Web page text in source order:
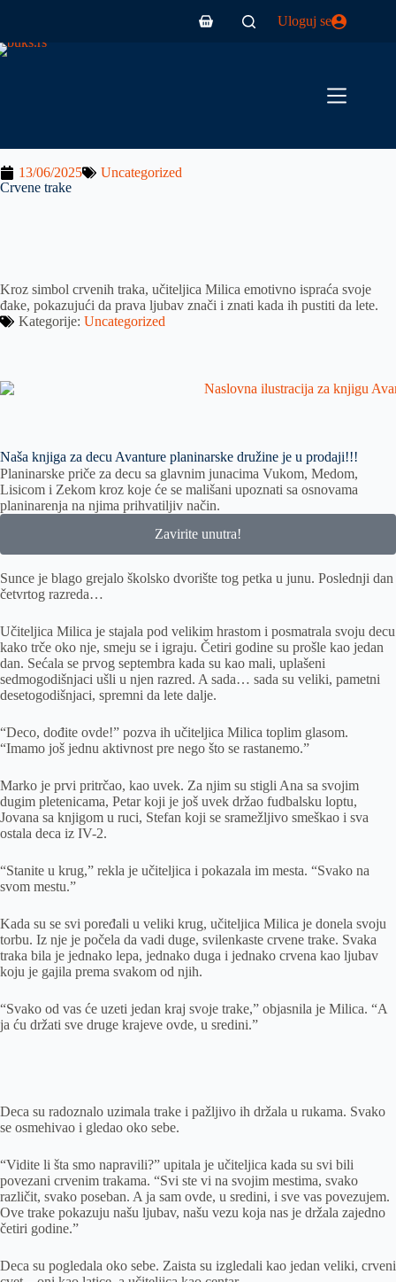
Uloguj se
13/06/2025
Uncategorized
Crvene trake
Kroz simbol crvenih traka, učiteljica Milica emotivno ispraća svoje
đake, pokazujući da prava ljubav znači i znati kada ih pustiti da lete.
Kategorije: Uncategorized
Naša knjiga za decu Avanture planinarske družine je u prodaji!!!
Planinarske priče za decu sa glavnim junacima Vukom, Medom,
Lisicom i Zekom kroz koje će se mališani upoznati sa osnovama
planinarenja na njima prihvatiljiv način.
Zavirite unutra!
Sunce je blago grejalo školsko dvorište tog petka u junu. Poslednji dan
četvrtog razreda…
Učiteljica Milica je stajala pod velikim hrastom i posmatrala svoju decu
kako trče oko nje, smeju se i igraju. Četiri godine su prošle kao jedan
dan. Sećala se prvog septembra kada su kao mali, uplašeni
sedmogodišnjaci ušli u njen razred. A sada… sada su veliki, pametni
desetogodišnjaci, spremni da lete dalje.
“Deco, dođite ovde!” pozva ih učiteljica Milica toplim glasom.
“Imamo još jednu aktivnost pre nego što se rastanemo.”
Marko je prvi pritrčao, kao uvek. Za njim su stigli Ana sa svojim
dugim pletenicama, Petar koji je još uvek držao fudbalsku loptu,
Jovana sa knjigom u ruci, Stefan koji se sramežljivo smeškao i sva
ostala deca iz IV-2.
“Stanite u krug,” rekla je učiteljica i pokazala im mesta. “Svako na
svom mestu.”
Kada su se svi poređali u veliki krug, učiteljica Milica je donela svoju
torbu. Iz nje je počela da vadi duge, svilenkaste crvene trake. Svaka
traka bila je jednako lepa, jednako duga i jednako crvena kao ljubav
koju je gajila prema svakom od njih.
“Svako od vas će uzeti jedan kraj svoje trake,” objasnila je Milica. “A
ja ću držati sve druge krajeve ovde, u sredini.”
Deca su radoznalo uzimala trake i pažljivo ih držala u rukama. Svako
se osmehivao i gledao oko sebe.
“Vidite li šta smo napravili?” upitala je učiteljica kada su svi bili
povezani crvenim trakama. “Svi ste vi na svojim mestima, svako
različit, svako poseban. A ja sam ovde, u sredini, i sve vas povezujem.
Ove trake pokazuju našu ljubav, našu vezu koja nas je držala zajedno
četiri godine.”
Deca su pogledala oko sebe. Zaista su izgledali kao jedan veliki, crveni